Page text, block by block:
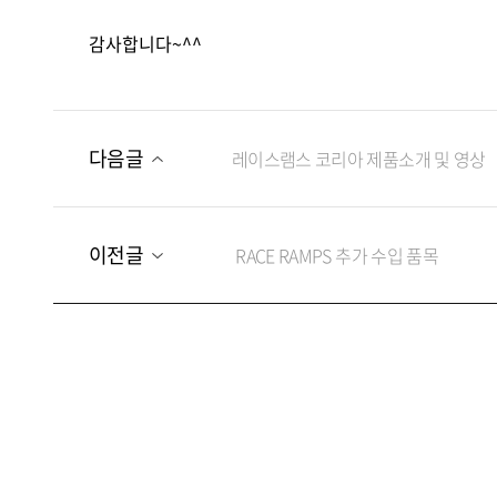
감사합니다~^^
다음글 레이스램스 코리아 제품소개 및 영상
이전글 RACE RAMPS 추가 수입 품목